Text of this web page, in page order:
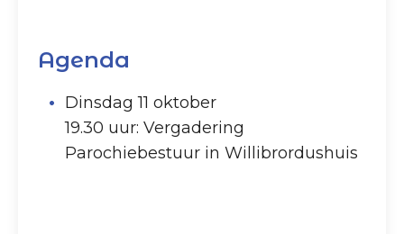
Agenda
Dinsdag 11 oktober
19.30 uur: Vergadering
Parochiebestuur in Willibrordushuis